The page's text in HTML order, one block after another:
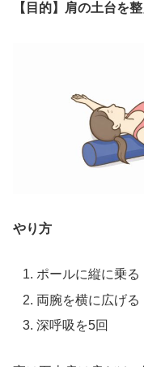
【目的】肩の土台を
やり方
ポールに縦に乗る
両腕を横に広げる
深呼吸を5回